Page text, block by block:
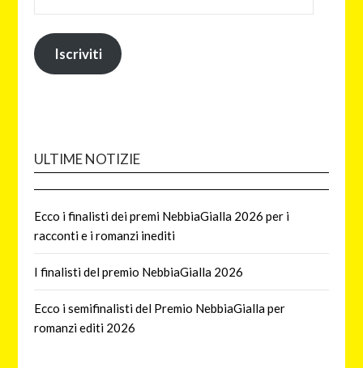
Iscriviti
ULTIME NOTIZIE
Ecco i finalisti dei premi NebbiaGialla 2026 per i
racconti e i romanzi inediti
I finalisti del premio NebbiaGialla 2026
Ecco i semifinalisti del Premio NebbiaGialla per
romanzi editi 2026